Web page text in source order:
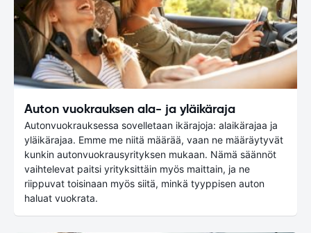
Auton vuokrauksen ala- ja yläikäraja
Autonvuokrauksessa sovelletaan ikärajoja: alaikärajaa ja
yläikärajaa. Emme me niitä määrää, vaan ne määräytyvät
kunkin autonvuokrausyrityksen mukaan. Nämä säännöt
vaihtelevat paitsi yrityksittäin myös maittain, ja ne
riippuvat toisinaan myös siitä, minkä tyyppisen auton
haluat vuokrata.